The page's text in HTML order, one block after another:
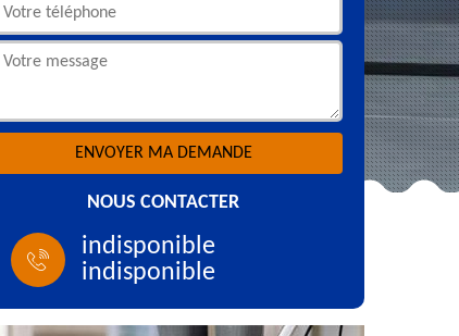
NOUS CONTACTER
indisponible
indisponible